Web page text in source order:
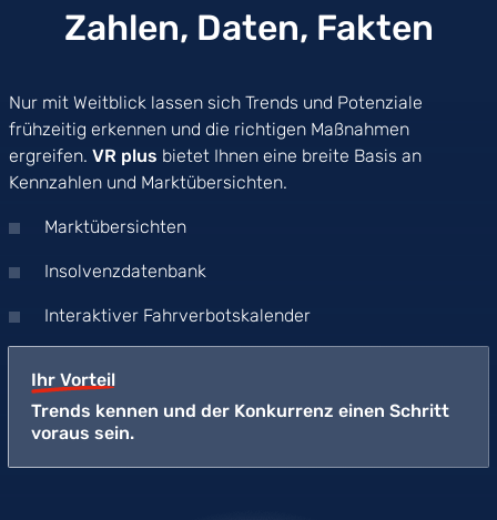
Zahlen, Daten, Fakten
Nur mit Weitblick lassen sich Trends und Potenziale
frühzeitig erkennen und die richtigen Maßnahmen
ergreifen. VR plus bietet Ihnen eine breite Basis an
Kennzahlen und Marktübersichten.
Marktübersichten
Insolvenzdatenbank
Interaktiver Fahrverbotskalender
Ihr Vorteil
Trends kennen und der Konkurrenz einen Schritt
voraus sein.